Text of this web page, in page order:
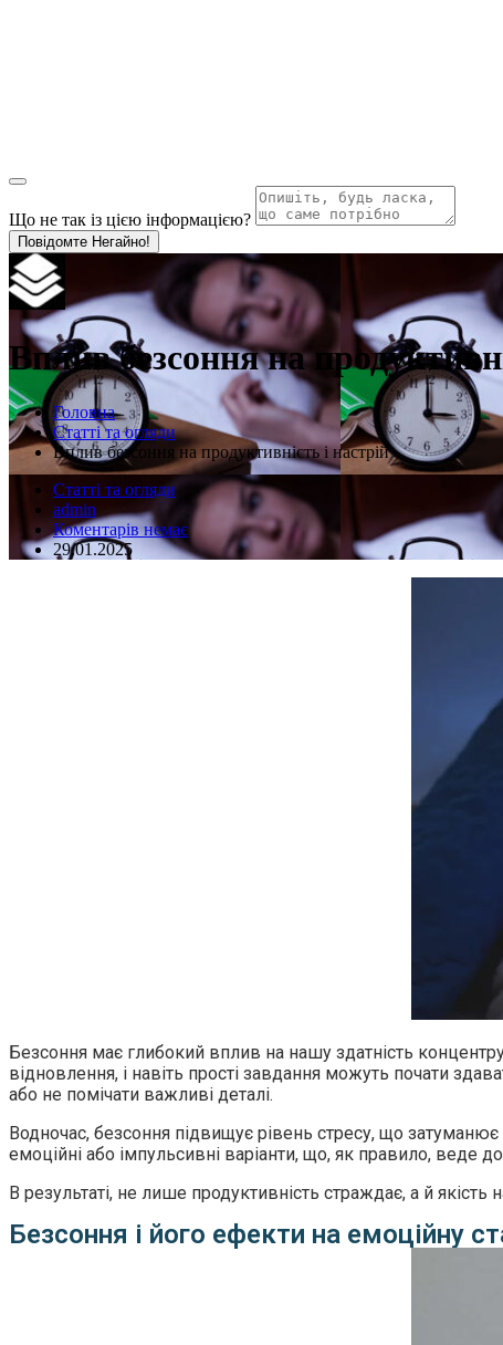
Що не так із цією інформацією?
Повідомте Негайно!
Вплив безсоння на
Головна
Статті та огляди
Вплив безсоння на продуктивність і настрій
Статті та огляди
admin
Коментарів немає
29.01.2025
Безсоння має глибокий вплив на нашу здатність
відновлення, і навіть прості завдання можуть почати
або не помічати важливі деталі.
Водночас, безсоння підвищує рівень стресу, що
емоційні або імпульсивні варіанти, що, як правило, веде
В результаті, не лише продуктивність страждає, а й
Безсоння і його ефекти на емоційну